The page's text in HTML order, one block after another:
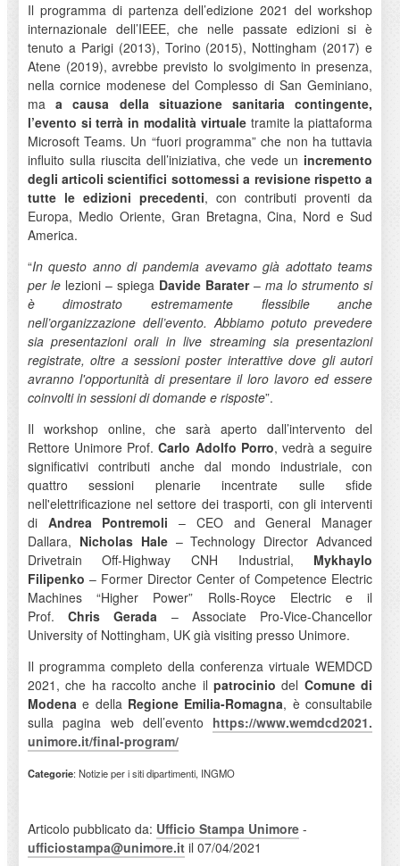
Il programma di partenza dell’edizione 2021 del workshop
internazionale dell’IEEE, che nelle passate edizioni si è
tenuto a Parigi (2013), Torino (2015), Nottingham (2017) e
Atene (2019), avrebbe previsto lo svolgimento in presenza,
nella cornice modenese del Complesso di San Geminiano,
maa causa della situazione sanitaria contingente,
l’evento si terrà in modalità virtualetramite la piattaforma
Microsoft Teams. Un “fuori programma” che non ha tuttavia
influito sulla riuscita dell’iniziativa, che vede un incremento
degli articoli scientifici sottomessi a revisione rispetto a
tutte le edizioni precedenti, con contributi proventi da
Europa, Medio Oriente, Gran Bretagna, Cina, Nord e Sud
America.
“In questo anno di pandemia avevamo già adottato teams
per lelezioni – spiega Davide Barater–ma lo strumento si
è dimostrato estremamente flessibile anche
nell’organizzazione dell’evento. Abbiamo potuto prevedere
sia presentazioni orali in live streaming sia presentazioni
registrate, oltre a sessioni poster interattive dove gli autori
avranno l'opportunità di presentare il loro lavoro ed essere
coinvolti in sessioni di domande e risposte”.
Il workshop online, che sarà aperto dall’intervento del
Rettore Unimore Prof.Carlo Adolfo Porro, vedrà a seguire
significativi contributi anche dal mondo industriale, con
quattro sessioni plenarie incentrate sulle sfide
nell'elettrificazione nel settore dei trasporti, con gli interventi
di Andrea Pontremoli – CEO and General Manager
Dallara, Nicholas Hale– Technology Director Advanced
Drivetrain Off-Highway CNH Industrial, Mykhaylo
Filipenko – Former Director Center of Competence Electric
Machines “Higher Power” Rolls-Royce Electric e il
Prof.Chris Gerada – Associate Pro-Vice-Chancellor
University of Nottingham, UK già visiting presso Unimore.
Il programma completo della conferenza virtuale WEMDCD
2021, che ha raccolto anche ilpatrocinio del Comune di
Modenae della Regione Emilia-Romagna, è consultabile
sulla pagina web dell’evento https://www.wemdcd2021.
unimore.it/final-program/
Categorie: Notizie per i siti dipartimenti, INGMO
Articolo pubblicato da: Ufficio Stampa Unimore-
ufficiostampa@unimore.itil 07/04/2021